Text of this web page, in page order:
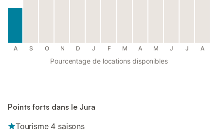
A S O N D J F M A M J J A
Pourcentage de locations disponibles
Points forts dans le Jura
Tourisme 4 saisons